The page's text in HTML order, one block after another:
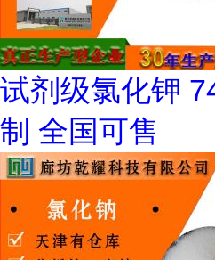
试剂级氯化钾
制 全国可售